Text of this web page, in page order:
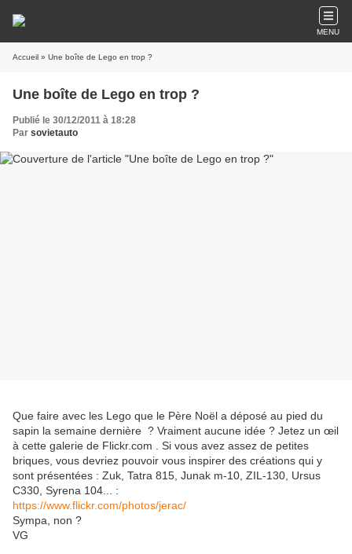
MENU
Accueil » Une boîte de Lego en trop ?
Une boîte de Lego en trop ?
Publié le 30/12/2011 à 18:28
Par sovietauto
Que faire avec les Lego que le Père Noël a déposé au pied du
sapin la semaine dernière ? Vraiment aucune idée ? Jetez un œil
à cette galerie de Flickr.com . Si vous avez assez de petites
briques, vous devriez pouvoir vous inspirer des créations qui y
sont présentées : Zuk, Tatra 815, Junak m-10, ZIL-130, Ursus
C330, Syrena 104... :
https://www.flickr.com/photos/jerac/
Sympa, non ?
VG